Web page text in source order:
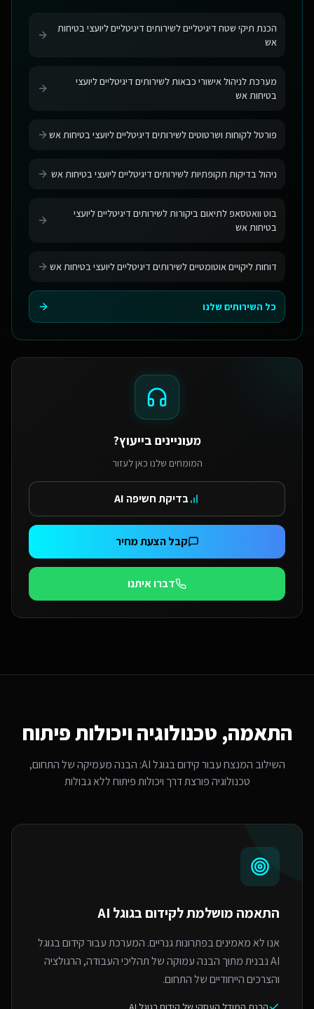
הכנת תיקי שטח דיגיטליים לשירותים דיגיטליים ליועצי בטיחות
אש
מערכת לניהול אישורי כבאות לשירותים דיגיטליים ליועצי
בטיחות אש
פורטל לקוחות ושרטוטים לשירותים דיגיטליים ליועצי בטיחות אש
ניהול בדיקות תקופתיות לשירותים דיגיטליים ליועצי בטיחות אש
בוט וואטסאפ לתיאום ביקורות לשירותים דיגיטליים ליועצי
בטיחות אש
דוחות ליקויים אוטומטיים לשירותים דיגיטליים ליועצי בטיחות אש
כל השירותים שלנו
מעוניינים בייעוץ?
המומחים שלנו כאן לעזור
בדיקת חשיפה AI
קבל הצעת מחיר
דברו איתנו
התאמה, טכנולוגיה ויכולות פיתוח
השילוב המנצח עבורקידום בגוגל AI
: הבנה מעמיקה של התחום,
טכנולוגיה פורצת דרך ויכולות פיתוח ללא גבולות
התאמה מושלמת לקידום בגוגל AI
אנו לא מאמינים בפתרונות גנריים. המערכת עבור קידום בגוגל
AI נבנית מתוך הבנה עמוקה של תהליכי העבודה, הרגולציה
והצרכים הייחודיים של התחום.